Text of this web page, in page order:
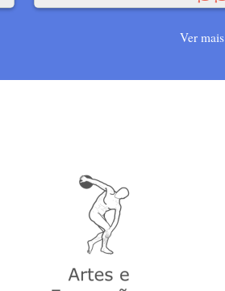
Ver mais